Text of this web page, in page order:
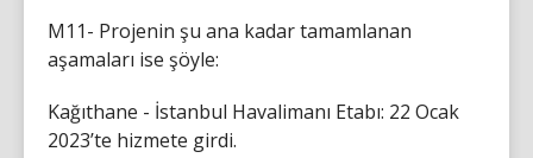
M11- Projenin şu ana kadar tamamlanan
aşamaları ise şöyle:
Kağıthane - İstanbul Havalimanı Etabı: 22 Ocak
2023’te hizmete girdi.